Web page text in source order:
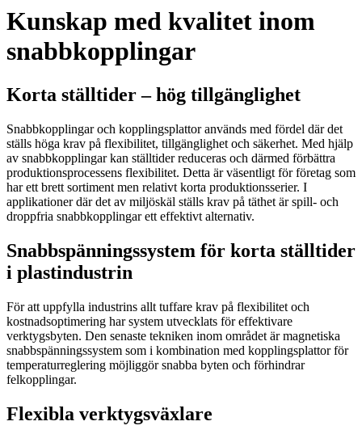
Kunskap med kvalitet inom
snabbkopplingar
Korta ställtider – hög tillgänglighet
Snabbkopplingar och kopplingsplattor används med fördel där det
ställs höga krav på flexibilitet, tillgänglighet och säkerhet. Med hjälp
av snabbkopplingar kan ställtider reduceras och därmed förbättra
produktionsprocessens flexibilitet. Detta är väsentligt för företag som
har ett brett sortiment men relativt korta produktionsserier. I
applikationer där det av miljöskäl ställs krav på täthet är spill- och
droppfria snabbkopplingar ett effektivt alternativ.
Snabbspänningssystem för korta ställtider
i plastindustrin
För att uppfylla industrins allt tuffare krav på flexibilitet och
kostnadsoptimering har system utvecklats för effektivare
verktygsbyten. Den senaste tekniken inom området är magnetiska
snabbspänningssystem som i kombination med kopplingsplattor för
temperaturreglering möjliggör snabba byten och förhindrar
felkopplingar.
Flexibla verktygsväxlare